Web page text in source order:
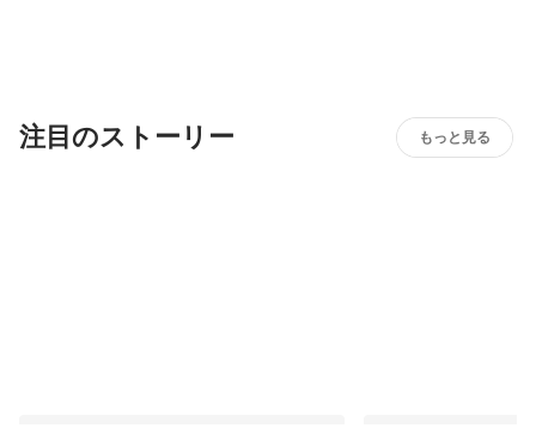
注目のストーリー もっと見る